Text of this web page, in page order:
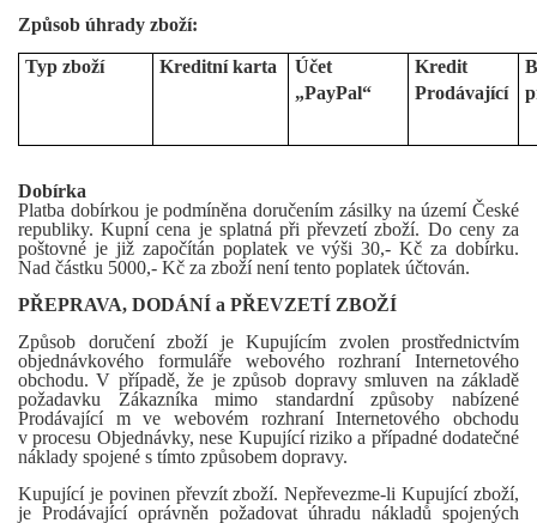
Způsob úhrady zboží:
Typ zboží Kreditní karta
Účet
„PayPal“
Kredit
Prodávající
Dobírka
Platba dobírkou je podmíněna doručením zásilky na území České
republiky. Kupní cena je splatná při převzetí zboží. Do ceny za
poštovné je již započítán poplatek ve výši 30,- Kč za dobírku.
Nad částku 5000,- Kč za zboží není tento poplatek účtován.
PŘEPRAVA, DODÁNÍ a PŘEVZETÍ ZBOŽÍ
Způsob doručení zboží je Kupujícím zvolen prostřednictvím
objednávkového formuláře webového rozhraní Internetového
obchodu. V případě, že je způsob dopravy smluven na základě
požadavku Zákazníka mimo standardní způsoby nabízené
Prodávající m ve webovém rozhraní Internetového obchodu
v procesu Objednávky, nese Kupující riziko a případné dodatečné
náklady spojené s tímto způsobem dopravy.
Kupující je povinen převzít zboží. Nepřevezme-li Kupující zboží,
je Prodávající oprávněn požadovat úhradu nákladů spojených